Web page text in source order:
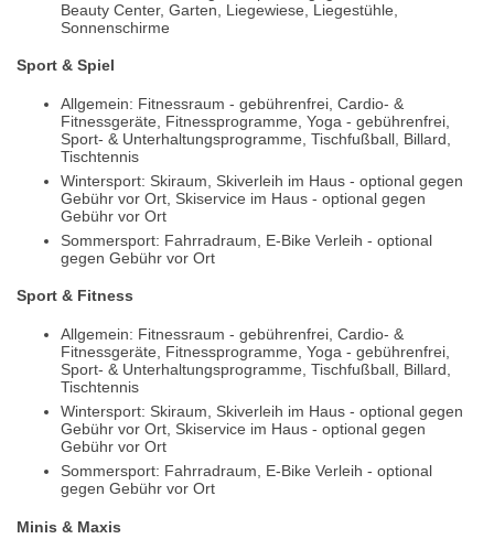
Beauty Center, Garten, Liegewiese, Liegestühle,
Sonnenschirme
Sport & Spiel
Allgemein: Fitnessraum - gebührenfrei, Cardio- &
Fitnessgeräte, Fitnessprogramme, Yoga - gebührenfrei,
Sport- & Unterhaltungsprogramme, Tischfußball, Billard,
Tischtennis
Wintersport: Skiraum, Skiverleih im Haus - optional gegen
Gebühr vor Ort, Skiservice im Haus - optional gegen
Gebühr vor Ort
Sommersport: Fahrradraum, E-Bike Verleih - optional
gegen Gebühr vor Ort
Sport & Fitness
Allgemein: Fitnessraum - gebührenfrei, Cardio- &
Fitnessgeräte, Fitnessprogramme, Yoga - gebührenfrei,
Sport- & Unterhaltungsprogramme, Tischfußball, Billard,
Tischtennis
Wintersport: Skiraum, Skiverleih im Haus - optional gegen
Gebühr vor Ort, Skiservice im Haus - optional gegen
Gebühr vor Ort
Sommersport: Fahrradraum, E-Bike Verleih - optional
gegen Gebühr vor Ort
Minis & Maxis